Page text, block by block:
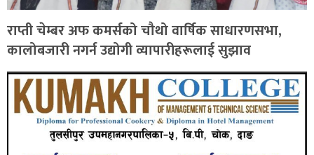
राप्ती चेम्बर अफ कमर्सको चौथो वार्षिक साधारणसभा,
कालोबजारी नगर्न उद्योगी व्यापारीहरूलाई सुझाव